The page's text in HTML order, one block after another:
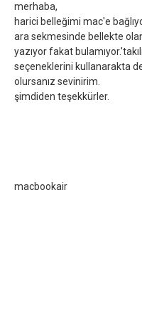
merhaba,
harici belleğimi mac'e
ara sekmesinde bellekte
yazıyor fakat
seçeneklerini kullanarakta
olursanız sevinirim.
şimdiden teşekkürler.
macbookair